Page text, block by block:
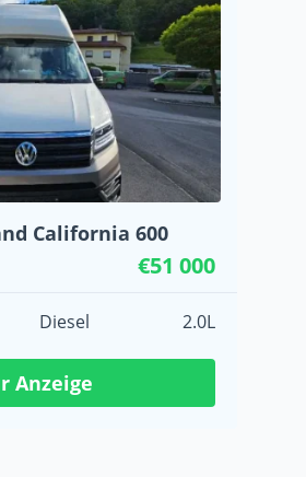
California 600
€51 000
Diesel 2.0L
Anzeige